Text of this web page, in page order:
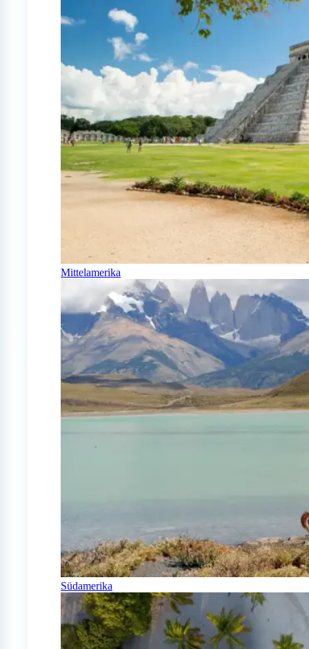
Mittelamerika
Südamerika